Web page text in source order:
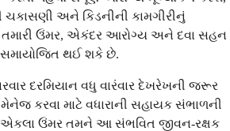
ચકાસણી અને કિડનીની કામગીરીનું
ઉંમર, એકંદર આરોગ્ય અને દવા સહન
સમાયોજિત થઈ શકે છે.
દરમિયાન વધુ વારંવાર દેખરેખની જરૂર
કરવા માટે વધારાની સહાયક સંભાળની
ઉંમર તમને આ સંભવિત જીવન-રક્ષક